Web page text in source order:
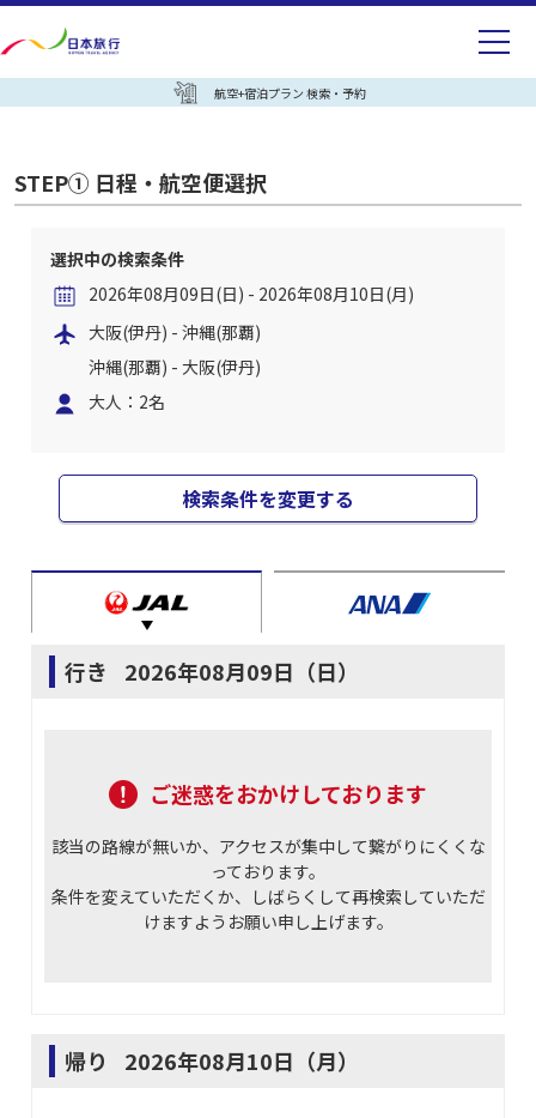
航空+宿泊プラン 検索・予約
STEP① 日程・航空便選択
選択中の検索条件
2026年08月09日(日) - 2026年08月10日(月)
大阪(伊丹) - 沖縄(那覇)
沖縄(那覇) - 大阪(伊丹)
大人：2名
検索条件を変更する
行き 2026年08月09日（日）
ご迷惑をおかけしております
該当の路線が無いか、アクセスが集中して繋がりにくくな
っております。
条件を変えていただくか、しばらくして再検索していただ
けますようお願い申し上げます。
帰り 2026年08月10日（月）